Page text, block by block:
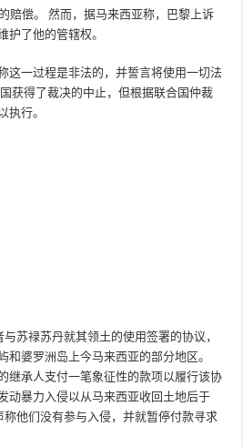
赔偿。 然而，据马来西亚称，巴黎上诉
护了他的管辖权。
这一过程是非法的，并誓言将使用一切法
获得了裁决的中止，但根据联合国仲裁
执行。
苏禄苏丹就其领土的使用签署的协议，
和婆罗洲岛上今马来西亚的部分地区。
继承人支付一笔象征性的款项以履行该协
动暴力入侵以从马来西亚收回土地后于
称他们没有参与入侵，并就暂停付款寻求